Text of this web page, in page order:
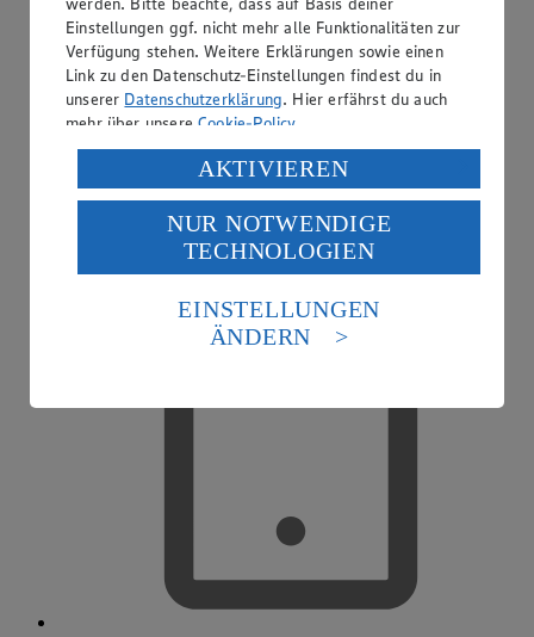
EDEKA smart
Einstellungen ggf. nicht mehr alle Funktionalitäten zur
Verfügung stehen. Weitere Erklärungen sowie einen
Link zu den Datenschutz-Einstellungen findest du in
unserer Datenschutzerklärung. Hier erfährst du auch
mehr über unsereCookie-Policy.
Verarbeitung deiner personenbezogenen Daten in den
USA durch Facebook und YouTube:
Wenn du auf „Aktivieren“ klickst, willigst du im Sinne
des Art. 49 Abs. 1 Satz 1 lit. a) DSGVO ein, dass deine
Daten in den USA verarbeitet werden. Der EuGH sieht
die USA als Land mit einem nach europäischen
Standards nicht angemessenen Datenschutzniveau an.
Es besteht das Risiko eines Zugriffs durch US-
Informationen zum Herausgeber der Seite findest du
AKTIVIEREN
NUR NOTWENDIGE
TECHNOLOGIEN
EINSTELLUNGEN
ÄNDERN